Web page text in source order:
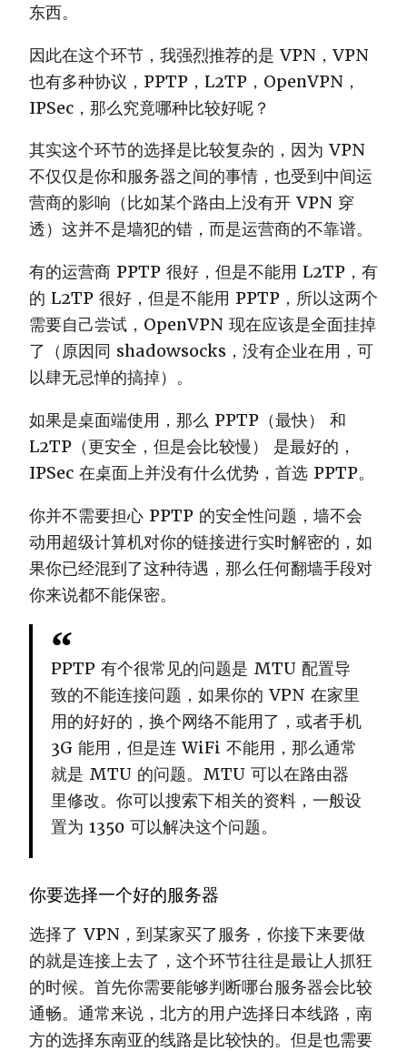
东西。
因此在这个环节，我强烈推荐的是 VPN，VPN
也有多种协议，PPTP，L2TP，OpenVPN，
IPSec，那么究竟哪种比较好呢？
其实这个环节的选择是比较复杂的，因为 VPN
不仅仅是你和服务器之间的事情，也受到中间运
营商的影响（比如某个路由上没有开 VPN 穿
透）这并不是墙犯的错，而是运营商的不靠谱。
有的运营商 PPTP 很好，但是不能用 L2TP，有
的 L2TP 很好，但是不能用 PPTP，所以这两个
需要自己尝试，OpenVPN 现在应该是全面挂掉
了（原因同 shadowsocks，没有企业在用，可
以肆无忌惮的搞掉）。
如果是桌面端使用，那么 PPTP（最快） 和
L2TP（更安全，但是会比较慢） 是最好的，
IPSec 在桌面上并没有什么优势，首选 PPTP。
你并不需要担心 PPTP 的安全性问题，墙不会
动用超级计算机对你的链接进行实时解密的，如
果你已经混到了这种待遇，那么任何翻墙手段对
你来说都不能保密。
PPTP 有个很常见的问题是 MTU 配置导
致的不能连接问题，如果你的 VPN 在家里
用的好好的，换个网络不能用了，或者手机
3G 能用，但是连 WiFi 不能用，那么通常
就是 MTU 的问题。MTU 可以在路由器
里修改。你可以搜索下相关的资料，一般设
置为 1350 可以解决这个问题。
你要选择一个好的服务器
选择了 VPN，到某家买了服务，你接下来要做
的就是连接上去了，这个环节往往是最让人抓狂
的时候。首先你需要能够判断哪台服务器会比较
通畅。通常来说，北方的用户选择日本线路，南
方的选择东南亚的线路是比较快的。但是也需要